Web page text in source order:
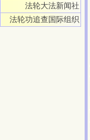
法轮大法新闻社
法轮功追查国际组织